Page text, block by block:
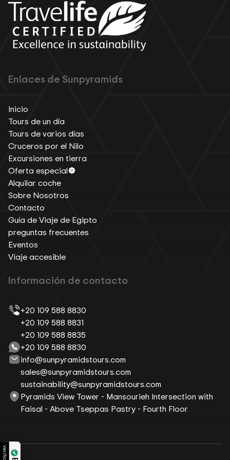
Enlaces de Sunpyramids
Inicio
Tours de un día
Tours de varios días
Cruceros por el Nilo
Excursiones en tierra
Oferta especial
Alquilar coche
Sobre Nosotros
Contacto
Guía de Viaje de Egipto
preguntas frecuentes
Eventos
Viaje accesible
Información de contacto
+20 109 588 8830
+20 109 588 8831
+20 109 588 8835
+20 109 588 8830
info@sunpyramidstours.com
sales@sunpyramidstours.com
sustainability@sunpyramidstours.com
Pyramids View Tower - Mansourieh Intersection with
Faisal - Above Tseppas Pastry - Fourth Floor